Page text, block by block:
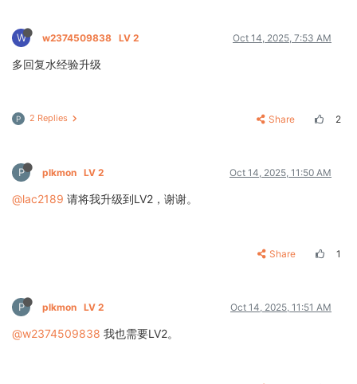
W w2374509838 LV 2 Oct 14, 2025, 7:53 AM
多回复水经验升级
P 2 Replies Share 2
P plkmon LV 2 Oct 14, 2025, 11:50 AM
@lac2189 请将我升级到LV2，谢谢。
Share 1
P plkmon LV 2 Oct 14, 2025, 11:51 AM
@w2374509838 我也需要LV2。